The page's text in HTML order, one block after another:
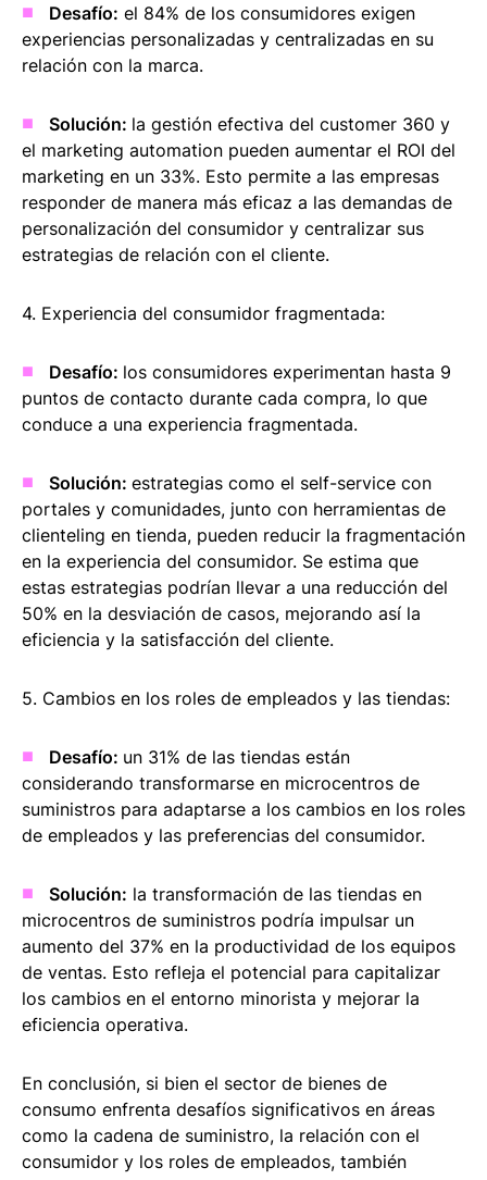
Desafío: el 84% de los consumidores exigen
experiencias personalizadas y centralizadas en su
relación con la marca.
Solución: la gestión efectiva del customer 360 y
el marketing automation pueden aumentar el ROI del
marketing en un 33%. Esto permite a las empresas
responder de manera más eficaz a las demandas de
personalización del consumidor y centralizar sus
estrategias de relación con el cliente.
4. Experiencia del consumidor fragmentada:
Desafío: los consumidores experimentan hasta 9
puntos de contacto durante cada compra, lo que
conduce a una experiencia fragmentada.
Solución: estrategias como el self-service con
portales y comunidades, junto con herramientas de
clienteling en tienda, pueden reducir la fragmentación
en la experiencia del consumidor. Se estima que
estas estrategias podrían llevar a una reducción del
50% en la desviación de casos, mejorando así la
eficiencia y la satisfacción del cliente.
5. Cambios en los roles de empleados y las tiendas:
Desafío: un 31% de las tiendas están
considerando transformarse en microcentros de
suministros para adaptarse a los cambios en los roles
de empleados y las preferencias del consumidor.
Solución: la transformación de las tiendas en
microcentros de suministros podría impulsar un
aumento del 37% en la productividad de los equipos
de ventas. Esto refleja el potencial para capitalizar
los cambios en el entorno minorista y mejorar la
eficiencia operativa.
En conclusión, si bien el sector de bienes de
consumo enfrenta desafíos significativos en áreas
como la cadena de suministro, la relación con el
consumidor y los roles de empleados, también